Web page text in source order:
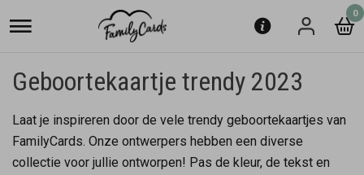
0
Geboortekaartje trendy 2023
Laat je inspireren door de vele trendy geboortekaartjes van
FamilyCards. Onze ontwerpers hebben een diverse
collectie voor jullie ontworpen! Pas de kleur, de tekst en